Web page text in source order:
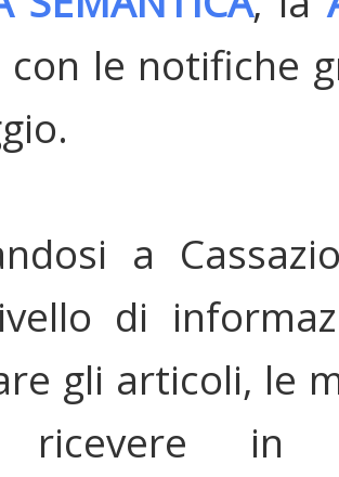
con le notifiche
a
di
gli articoli, le
ricevere in